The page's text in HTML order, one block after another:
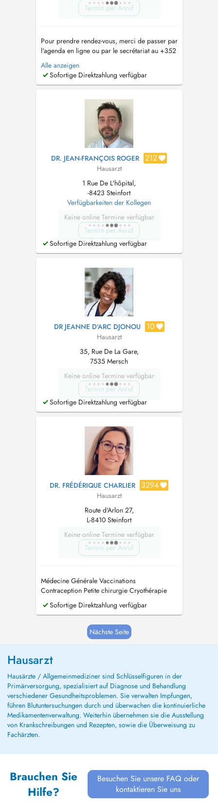
Termin per Anruf
Pour prendre rendez-vous, merci de passer par
l'agenda en ligne ou par le secrétariat au +352
26 59 89 21. Le secrétariat est joignable de 8h
à 12h du lundi au vendredi. Pour les
renouvellements d'ordonnance ou demande de
suivant : sec.medical....
Alle anzeigen
Sofortige Direktzahlung verfügbar
DR. JEAN-FRANÇOIS ROGER 212
Hausarzt
1 Rue De L'hôpital,
-8423 Steinfort
Verfügbarkeiten der Kollegen
Keine online Termine verfügbar
Termin per Anruf
Sofortige Direktzahlung verfügbar
DR JEANNE D'ARC DJONOU 10
Hausarzt
35, Rue De La Gare,
7535 Mersch
Keine online Termine verfügbar
Termin per Anruf
Sofortige Direktzahlung verfügbar
DR. FRÉDÉRIQUE CHARLIER 3294
Hausarzt
Route d'Arlon 27,
L-8410 Steinfort
Keine online Termine verfügbar
Termin per Anruf
Médecine Générale Vaccinations
Contraception Petite chirurgie Cryothérapie
Permis de conduire Assurances ECG
Sofortige Direktzahlung verfügbar
Nächste Seite
Hausarzt
Hausärzte / Allgemeinmediziner sind Schlüsselfiguren in der
Primärversorgung, spezialisiert auf Diagnose und Behandlung
verschiedener Gesundheitsproblemen. Sie verwalten Impfungen,
führen Blutuntersuchungen durch und überwachen die kontinuierliche
Medikamentenverwaltung. Weiterhin übernehmen sie die Ausstellung
von Krankschreibungen und Rezepten, sowie die Überweisung zu
Fachärzten.
Brauchen Sie
Hilfe?
Besuchen Sie unsere FAQ oder
kontaktieren Sie uns